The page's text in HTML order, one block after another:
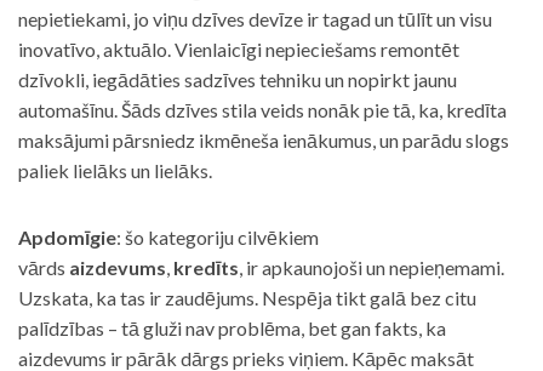
nepietiekami, jo viņu dzīves devīze ir tagad un tūlīt un visu
inovatīvo, aktuālo. Vienlaicīgi nepieciešams remontēt
dzīvokli, iegādāties sadzīves tehniku un nopirkt jaunu
automašīnu. Šāds dzīves stila veids nonāk pie tā, ka, kredīta
maksājumi pārsniedz ikmēneša ienākumus, un parādu slogs
paliek lielāks un lielāks.
Apdomīgie: šo kategoriju cilvēkiem
vārds aizdevums, kredīts, ir apkaunojoši un nepieņemami.
Uzskata, ka tas ir zaudējums. Nespēja tikt galā bez citu
palīdzības – tā gluži nav problēma, bet gan fakts, ka
aizdevums ir pārāk dārgs prieks viņiem. Kāpēc maksāt